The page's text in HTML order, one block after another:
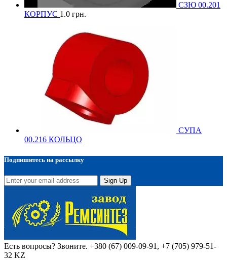
СЗЮ 00.201
КОРПУС 1.0 грн.
СУПА
00.216 КОЛЬЦО
Подпишитесь на рассылку
Sign Up
Есть вопросы? Звоните. +380 (67) 009-09-91, +7 (705) 979-51-
32 KZ